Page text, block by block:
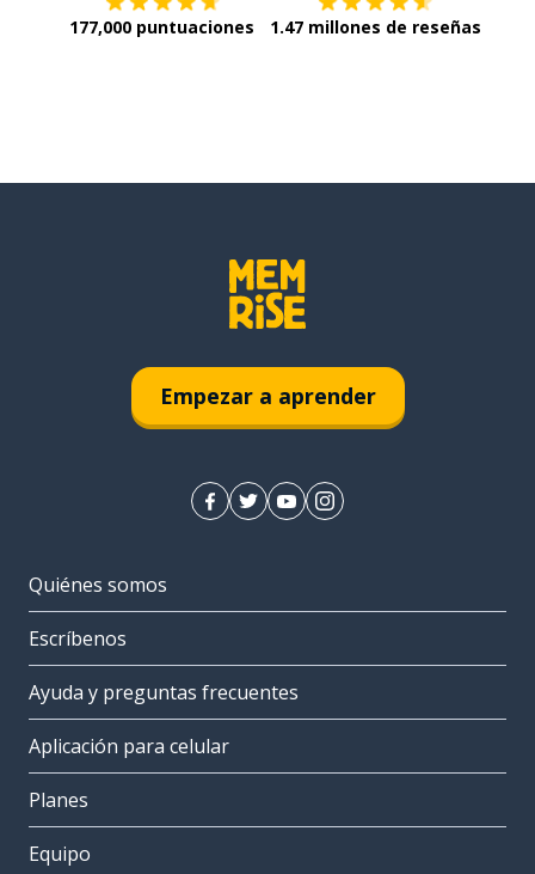
177,000 puntuaciones 1.47 millones de reseñas
Empezar a aprender
Quiénes somos
Escríbenos
Ayuda y preguntas frecuentes
Aplicación para celular
Planes
Equipo